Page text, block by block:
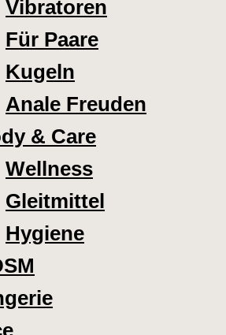
Vibratoren
Für Paare
Kugeln
Anale Freuden
& Care
Wellness
Gleitmittel
Hygiene